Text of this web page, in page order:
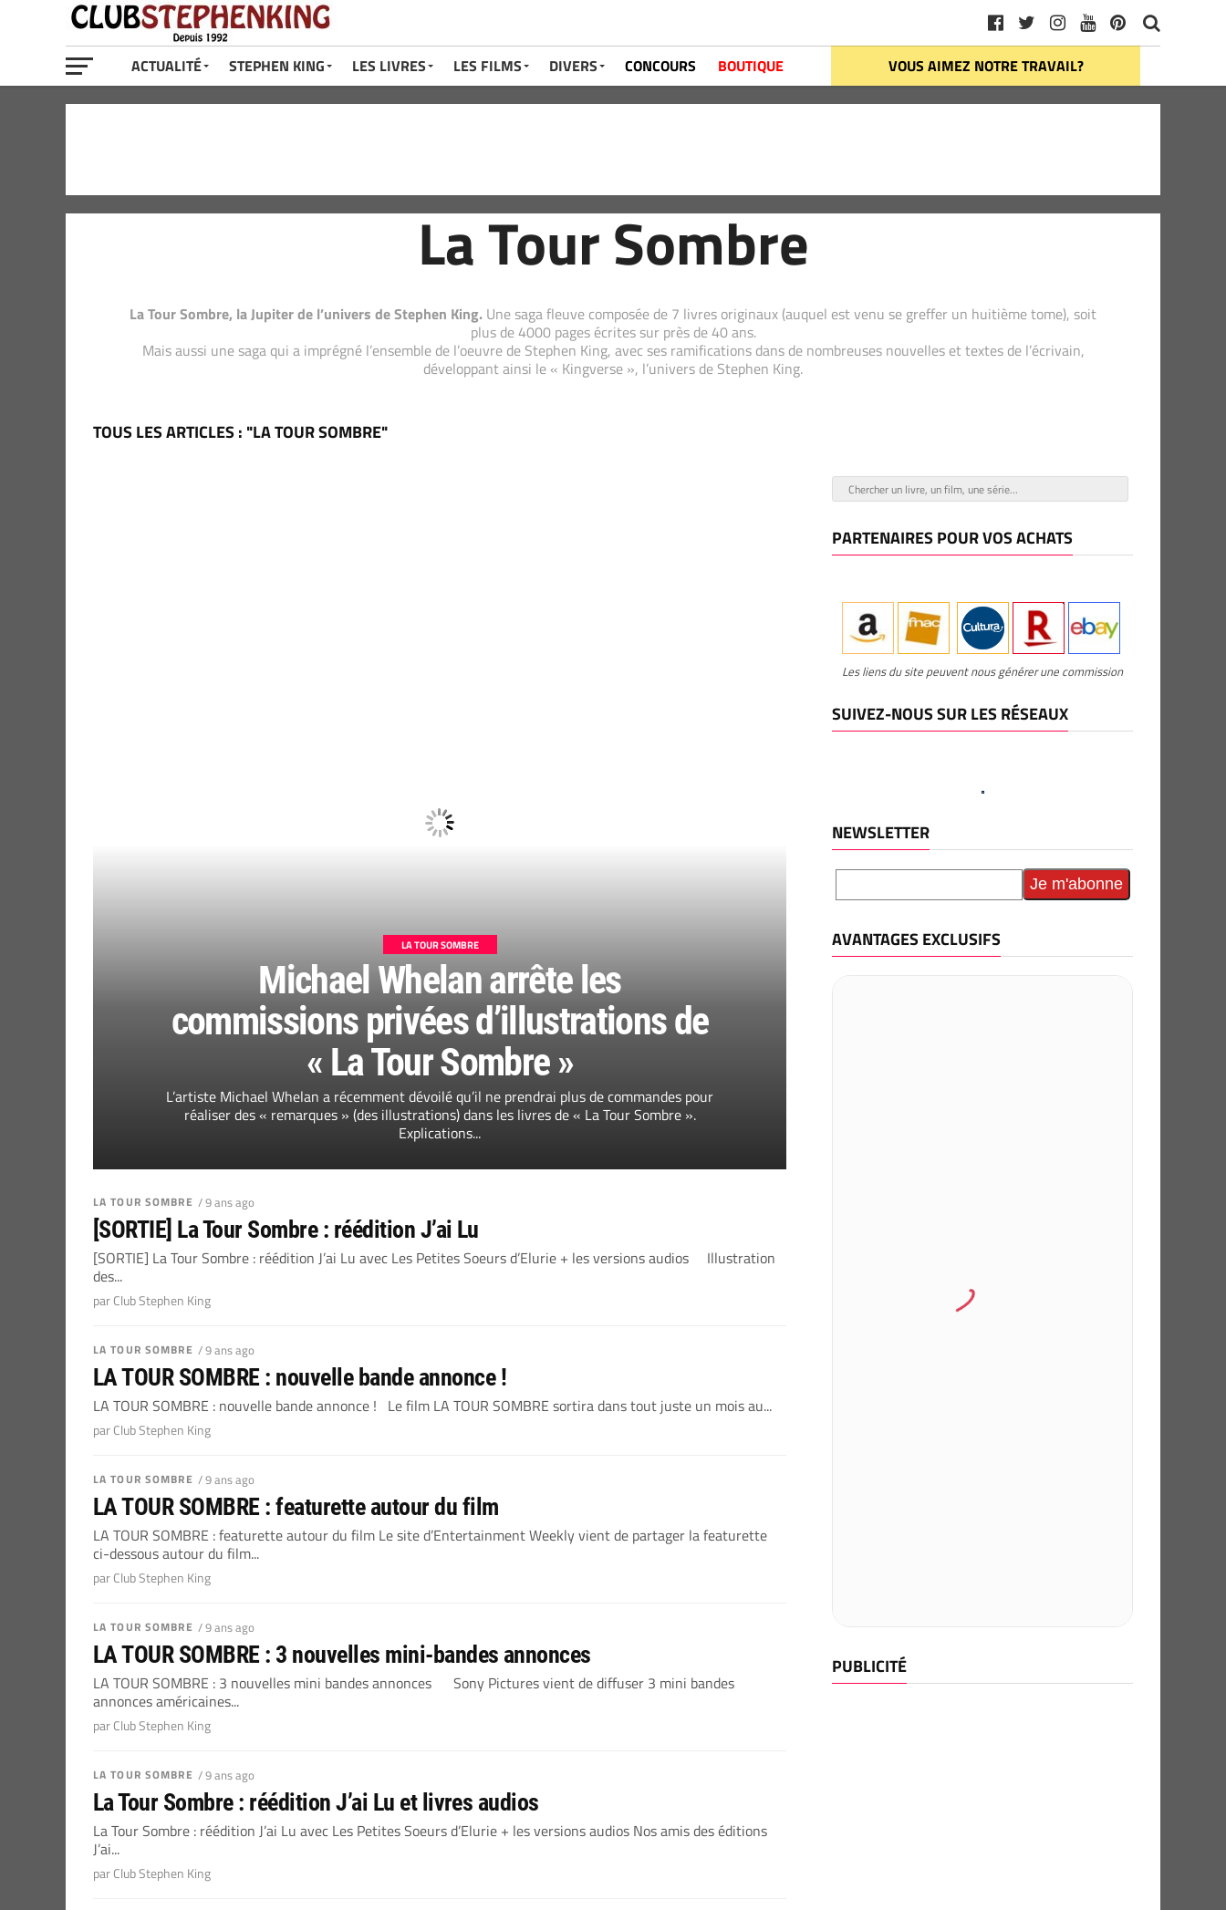
ACTUALITÉ STEPHEN KING LES LIVRES LES FILMS DIVERS CONCOURS BOUTIQUE VOUS AIMEZ NOTRE TRAVAIL?
La Tour Sombre
La Tour Sombre, la Jupiter de l’univers de Stephen King. Une saga fleuve composée de 7 livres originaux (auquel est venu se greffer un huitième tome), soit
plus de 4000 pages écrites sur près de 40 ans.
Mais aussi une saga qui a imprégné l’ensemble de l’oeuvre de Stephen King, avec ses ramifications dans de nombreuses nouvelles et textes de l’écrivain,
développant ainsi le « Kingverse », l’univers de Stephen King.
TOUS LES ARTICLES : "LA TOUR SOMBRE"
LA TOUR SOMBRE
Michael Whelan arrête les
commissions privées d’illustrations de
« La Tour Sombre »
L’artiste Michael Whelan a récemment dévoilé qu’il ne prendrai plus de commandes pour
réaliser des « remarques » (des illustrations) dans les livres de « La Tour Sombre ».
Explications...
LA TOUR SOMBRE / 9 ans ago
[SORTIE] La Tour Sombre : réédition J’ai Lu
[SORTIE] La Tour Sombre : réédition J’ai Lu avec Les Petites Soeurs d’Elurie + les versions audios Illustration
des...
par Club Stephen King
LA TOUR SOMBRE / 9 ans ago
LA TOUR SOMBRE : nouvelle bande annonce !
LA TOUR SOMBRE : nouvelle bande annonce ! Le film LA TOUR SOMBRE sortira dans tout juste un mois au...
par Club Stephen King
LA TOUR SOMBRE / 9 ans ago
LA TOUR SOMBRE : featurette autour du film
LA TOUR SOMBRE : featurette autour du film Le site d’Entertainment Weekly vient de partager la featurette
ci-dessous autour du film...
par Club Stephen King
LA TOUR SOMBRE / 9 ans ago
LA TOUR SOMBRE : 3 nouvelles mini-bandes annonces
LA TOUR SOMBRE : 3 nouvelles mini bandes annonces Sony Pictures vient de diffuser 3 mini bandes
annonces américaines...
par Club Stephen King
LA TOUR SOMBRE / 9 ans ago
La Tour Sombre : réédition J’ai Lu et livres audios
La Tour Sombre : réédition J’ai Lu avec Les Petites Soeurs d’Elurie + les versions audios Nos amis des éditions
J’ai...
par Club Stephen King
PARTENAIRES POUR VOS ACHATS
Les liens du site peuvent nous générer une commission
SUIVEZ-NOUS SUR LES RÉSEAUX
NEWSLETTER
AVANTAGES EXCLUSIFS
PUBLICITÉ